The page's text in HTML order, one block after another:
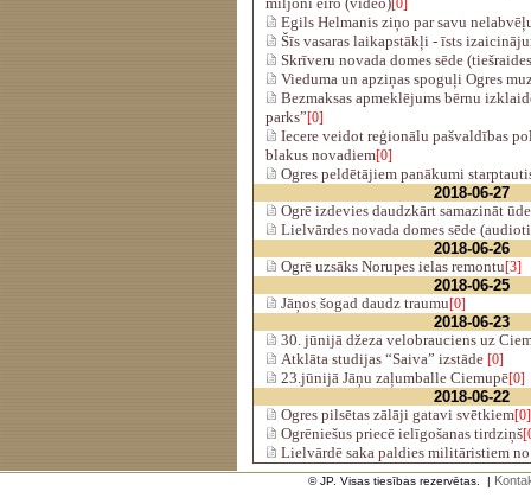
[0]
Egils Helmanis ziņo par savu
Šīs vasaras laikapstākļi - īsts
Skrīveru novada domes sēde
Vieduma un apziņas spoguļi Ogres
Bezmaksas apmeklējums bērnu
parks”[0]
Iecere veidot reģionālu pašvaldības
blakus novadiem[0]
Ogres peldētājiem panākumi
2018-06-27
Ogrē izdevies daudzkārt samazināt
Lielvārdes novada domes sēde
2018-06-26
Ogrē uzsāks Norupes ielas remontu[3]
2018-06-25
Jāņos šogad daudz traumu[0]
2018-06-23
30. jūnijā džeza velobrauciens uz
Atklāta studijas “Saiva” izstāde [0]
23.jūnijā Jāņu zaļumballe Ciemupē[0]
2018-06-22
Ogres pilsētas zālāji gatavi svētkiem[0]
Ogrēniešus priecē ielīgošanas tirdziņš
Lielvārdē saka paldies militāristiem
© JP. Visas tiesības rezervētas. |